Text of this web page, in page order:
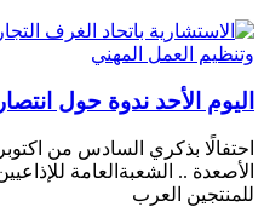
اليوم الأحد ندوة حول
احتفالًا بذكري السادس من
الأصعدة .. الشعبةالعامة
للمنتجين العرب